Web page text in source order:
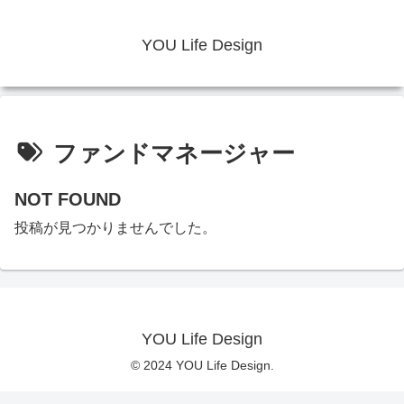
YOU Life Design
ファンドマネージャー
NOT FOUND
投稿が見つかりませんでした。
YOU Life Design
© 2024 YOU Life Design.